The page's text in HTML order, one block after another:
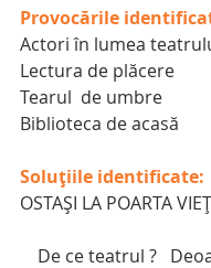
Provocările
Actori în lumea
Lectura de plăcere
Tearul  de umbre
Biblioteca de acasă
Soluțiile identificate:
OSTAŞI LA POARTA